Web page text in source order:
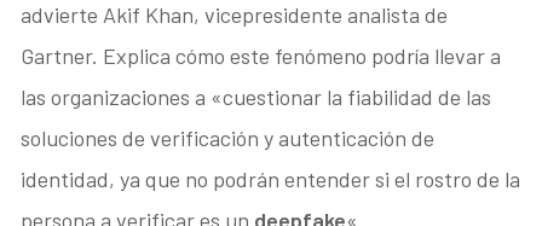
advierte Akif Khan, vicepresidente analista de
Gartner. Explica cómo este fenómeno podría llevar a
las organizaciones a «cuestionar la fiabilidad de las
soluciones de verificación y autenticación de
identidad, ya que no podrán entender si el rostro de la
persona a verificar es un deepfake«.